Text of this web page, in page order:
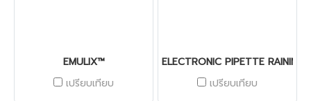
EMULIX™
เปรียบเทียบ
ELECTRONIC PIPETTE RAININ
เปรียบเทียบ